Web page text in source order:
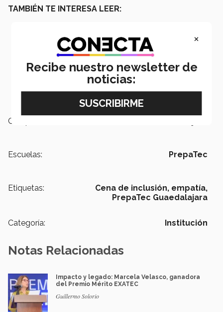
TAMBIÉN TE INTERESA LEER:
Campus:
Escuelas: PrepaTec
Etiquetas: Cena de inclusión, empatía,
PrepaTec Guaedalajara
Categoría: Institución
Notas Relacionadas
Impacto y legado: Marcela Velasco, ganadora
del Premio Mérito EXATEC
Guillermo Solorio
×
Recibe nuestro newsletter de
noticias: